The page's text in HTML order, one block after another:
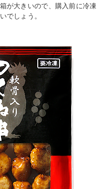
が大きいので、購入前に冷凍
でしょう。